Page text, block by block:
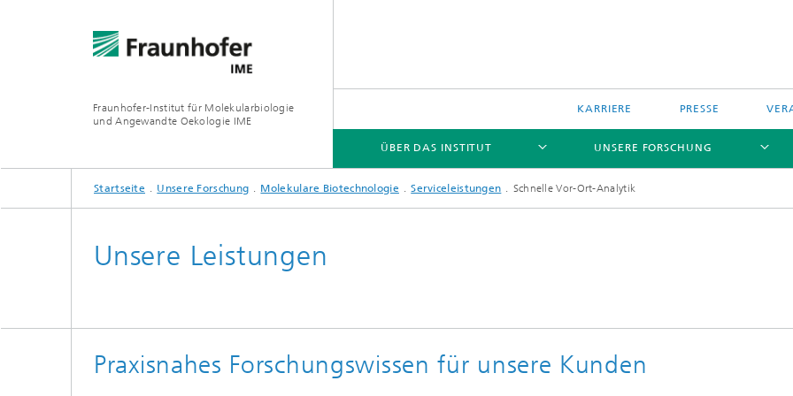
Fraunhofer-Institut für Molekularbiologie
und Angewandte Oekologie IME
KARRIERE PRESSE
ÜBER DAS INSTITUT
ÜBER DAS INSTITUT
UNSERE FORSCHUNG
UNSERE FORSCHUNG
Industrielle Biotechnologie Boden- und Gewässerschutz
Umweltrisikobewertung von
Food & Feed Improvement Agents
Schad- und Vektor-
MEDIATHEK
TRENDTHEMEN
Startseite Unsere Forschung Molekulare Biotechnologie Serviceleistungen Schnelle Vor-Ort-Analytik
Unsere Leistungen
Praxisnahes Forschungswissen für unsere Kunden